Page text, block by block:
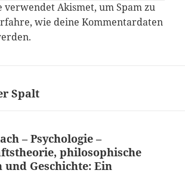
verwendet Akismet, um Spam zu
wie deine Kommentardaten
Spalt
– Psychologie –
philosophische
und Geschichte: Ein